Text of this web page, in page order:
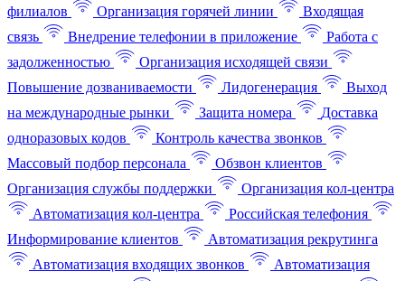
филиалов
Организация горячей линии
Входящая
связь
Внедрение телефонии в приложение
Работа с
задолженностью
Организация исходящей связи
Повышение дозваниваемости
Лидогенерация
Выход
на международные рынки
Защита номера
Доставка
одноразовых кодов
Контроль качества звонков
Массовый подбор персонала
Обзвон клиентов
Организация службы поддержки
Организация кол-центра
Автоматизация кол-центра
Российская телефония
Информирование клиентов
Автоматизация рекрутинга
Автоматизация входящих звонков
Автоматизация